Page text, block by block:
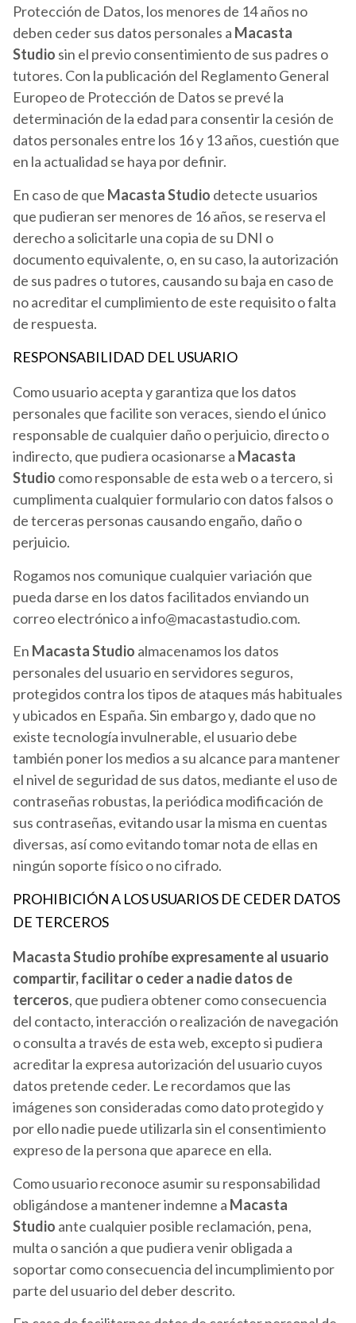
Protección de Datos, los menores de 14 años no
deben ceder sus datos personales a Macasta
Studio sin el previo consentimiento de sus padres o
tutores. Con la publicación del Reglamento General
Europeo de Protección de Datos se prevé la
determinación de la edad para consentir la cesión de
datos personales entre los 16 y 13 años, cuestión que
en la actualidad se haya por definir.
En caso de que Macasta Studio detecte usuarios
que pudieran ser menores de 16 años, se reserva el
derecho a solicitarle una copia de su DNI o
documento equivalente, o, en su caso, la autorización
de sus padres o tutores, causando su baja en caso de
no acreditar el cumplimiento de este requisito o falta
de respuesta.
RESPONSABILIDAD DEL USUARIO
Como usuario acepta y garantiza que los datos
personales que facilite son veraces, siendo el único
responsable de cualquier daño o perjuicio, directo o
indirecto, que pudiera ocasionarse a Macasta
Studio como responsable de esta web o a tercero, si
cumplimenta cualquier formulario con datos falsos o
de terceras personas causando engaño, daño o
perjuicio.
Rogamos nos comunique cualquier variación que
pueda darse en los datos facilitados enviando un
correo electrónico a info@macastastudio.com.
En Macasta Studio almacenamos los datos
personales del usuario en servidores seguros,
protegidos contra los tipos de ataques más habituales
y ubicados en España. Sin embargo y, dado que no
existe tecnología invulnerable, el usuario debe
también poner los medios a su alcance para mantener
el nivel de seguridad de sus datos, mediante el uso de
contraseñas robustas, la periódica modificación de
sus contraseñas, evitando usar la misma en cuentas
diversas, así como evitando tomar nota de ellas en
ningún soporte físico o no cifrado.
PROHIBICIÓN A LOS USUARIOS DE CEDER DATOS
DE TERCEROS
Macasta Studio prohíbe expresamente al usuario
compartir, facilitar o ceder a nadie datos de
terceros, que pudiera obtener como consecuencia
del contacto, interacción o realización de navegación
o consulta a través de esta web, excepto si pudiera
acreditar la expresa autorización del usuario cuyos
datos pretende ceder. Le recordamos que las
imágenes son consideradas como dato protegido y
por ello nadie puede utilizarla sin el consentimiento
expreso de la persona que aparece en ella.
Como usuario reconoce asumir su responsabilidad
obligándose a mantener indemne a Macasta
Studio ante cualquier posible reclamación, pena,
multa o sanción a que pudiera venir obligada a
soportar como consecuencia del incumplimiento por
parte del usuario del deber descrito.